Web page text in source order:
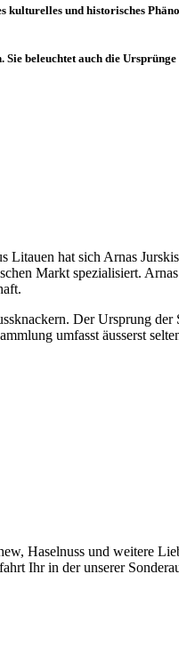
und historisches
beleuchtet auch die
hat sich Arnas
Markt spezialisiert.
Der Ursprung der
umfasst äusserst
Haselnuss und weitere
Ihr in der unserer